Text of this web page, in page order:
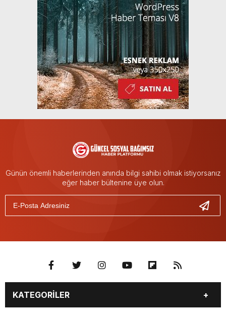
Günün önemli haberlerinden anında bilgi sahibi olmak istiyorsanız
eğer haber bültenine üye olun.
KATEGORİLER